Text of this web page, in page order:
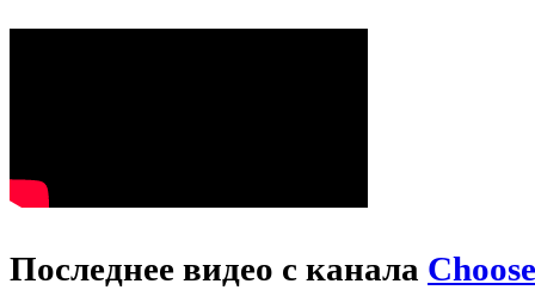
Последнее видео с канала